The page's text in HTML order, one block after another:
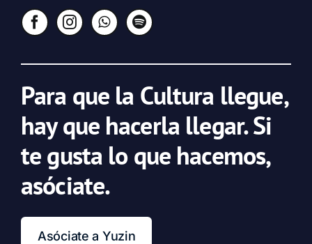
Para que la Cultura llegue,
hay que hacerla llegar. Si
te gusta lo que hacemos,
asóciate.
Asóciate a Yuzin